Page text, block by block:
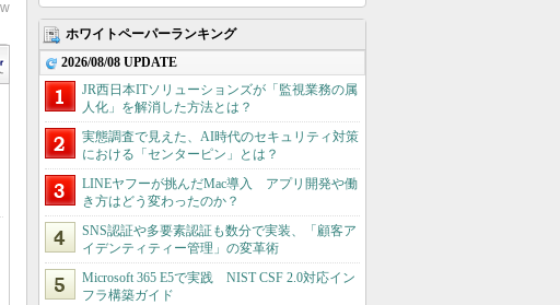
ホワイトペーパーランキング
2026/08/08 UPDATE
JR西日本ITソリューションズが「監視業務の属
人化」を解消した方法とは？
実態調査で見えた、AI時代のセキュリティ対策
における「センターピン」とは？
LINEヤフーが挑んだMac導入 アプリ開発や働
き方はどう変わったのか？
SNS認証や多要素認証も数分で実装、「顧客ア
イデンティティー管理」の変革術
Microsoft 365 E5で実践 NIST CSF 2.0対応イン
フラ構築ガイド